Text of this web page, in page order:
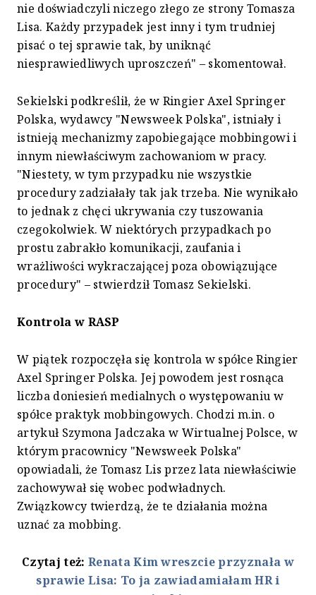
nie doświadczyli niczego złego ze strony Tomasza
Lisa. Każdy przypadek jest inny i tym trudniej
pisać o tej sprawie tak, by uniknąć
niesprawiedliwych uproszczeń" – skomentował.
Sekielski podkreślił, że w Ringier Axel Springer
Polska, wydawcy "Newsweek Polska", istniały i
istnieją mechanizmy zapobiegające mobbingowi i
innym niewłaściwym zachowaniom w pracy.
"Niestety, w tym przypadku nie wszystkie
procedury zadziałały tak jak trzeba. Nie wynikało
to jednak z chęci ukrywania czy tuszowania
czegokolwiek. W niektórych przypadkach po
prostu zabrakło komunikacji, zaufania i
wrażliwości wykraczającej poza obowiązujące
procedury" – stwierdził Tomasz Sekielski.
Kontrola w RASP
W piątek rozpoczęła się kontrola w spółce Ringier
Axel Springer Polska. Jej powodem jest rosnąca
liczba doniesień medialnych o występowaniu w
spółce praktyk mobbingowych. Chodzi m.in. o
artykuł Szymona Jadczaka w Wirtualnej Polsce, w
którym pracownicy "Newsweek Polska"
opowiadali, że Tomasz Lis przez lata niewłaściwie
zachowywał się wobec podwładnych.
Związkowcy twierdzą, że te działania można
uznać za mobbing.
Czytaj też: Renata Kim wreszcie przyznała w
sprawie Lisa: To ja zawiadamiałam HR i